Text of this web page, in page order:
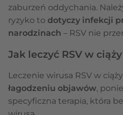
zaburzeń oddychania.
ryzyko to dotyczy infekcji
narodzinach – RSV nie
Jak leczyć RSV w
Leczenie wirusa RSV w ciąży
łagodzeniu objawów,
specyficzna terapia, która